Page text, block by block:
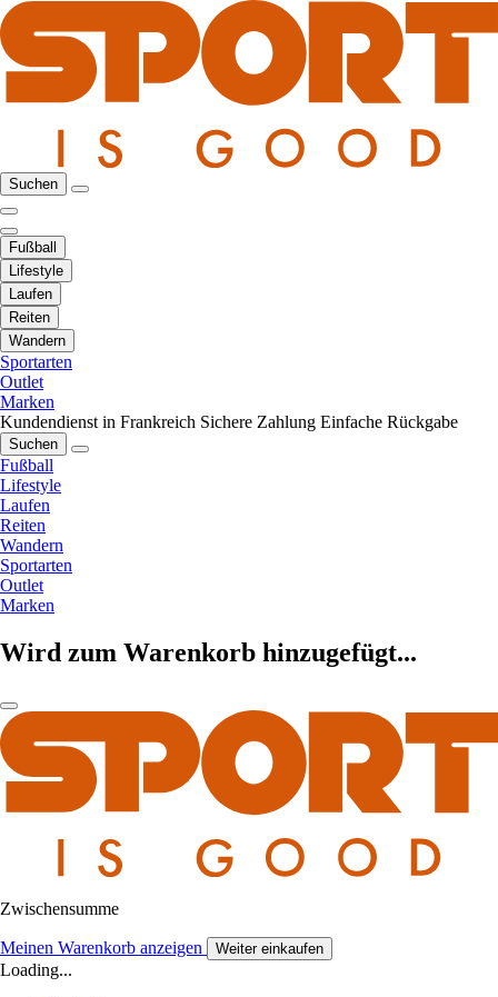
Suchen
Fußball
Lifestyle
Laufen
Reiten
Wandern
Sportarten
Outlet
Marken
Kundendienst in Frankreich Sichere Zahlung Einfache Rückgabe
Suchen
Fußball
Lifestyle
Laufen
Reiten
Wandern
Sportarten
Outlet
Marken
Wird zum Warenkorb hinzugefügt...
Zwischensumme
Meinen Warenkorb anzeigen Weiter einkaufen
Loading...